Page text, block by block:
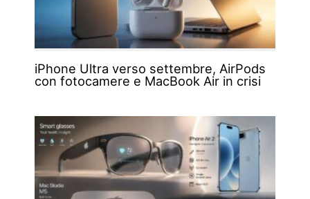
iPhone Ultra verso settembre, AirPods
con fotocamere e MacBook Air in crisi